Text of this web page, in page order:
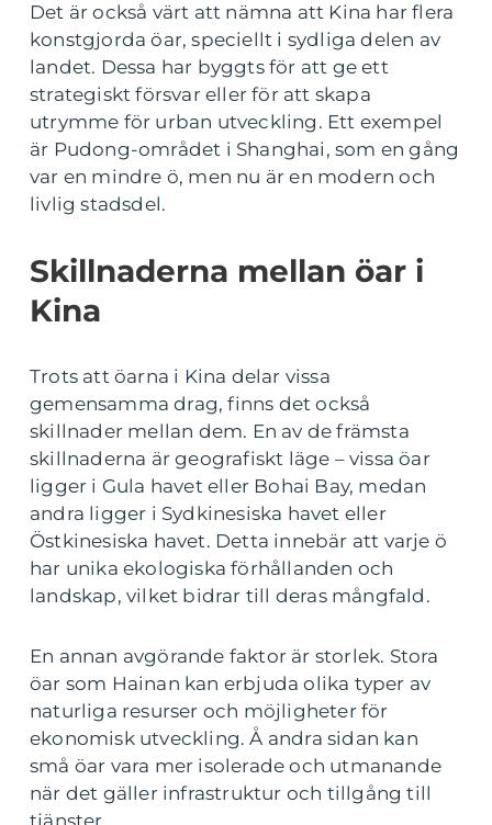
Det är också värt att nämna att Kina har flera
konstgjorda öar, speciellt i sydliga delen av
landet. Dessa har byggts för att ge ett
strategiskt försvar eller för att skapa
utrymme för urban utveckling. Ett exempel
är Pudong-området i Shanghai, som en gång
var en mindre ö, men nu är en modern och
livlig stadsdel.
Skillnaderna mellan öar i
Kina
Trots att öarna i Kina delar vissa
gemensamma drag, finns det också
skillnader mellan dem. En av de främsta
skillnaderna är geografiskt läge – vissa öar
ligger i Gula havet eller Bohai Bay, medan
andra ligger i Sydkinesiska havet eller
Östkinesiska havet. Detta innebär att varje ö
har unika ekologiska förhållanden och
landskap, vilket bidrar till deras mångfald.
En annan avgörande faktor är storlek. Stora
öar som Hainan kan erbjuda olika typer av
naturliga resurser och möjligheter för
ekonomisk utveckling. Å andra sidan kan
små öar vara mer isolerade och utmanande
när det gäller infrastruktur och tillgång till